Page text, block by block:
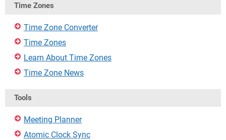
Time Zones
Time Zone Converter
Time Zones
Learn About Time Zones
Time Zone News
Tools
Meeting Planner
Atomic Clock Sync